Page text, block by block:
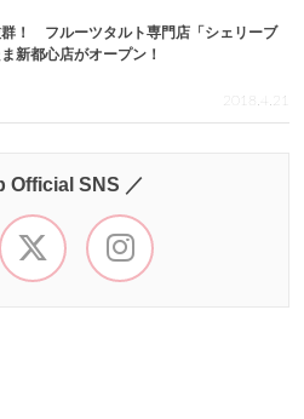
群！ フルーツタルト専門店「シェリーブ
新都心店がオープン！
2018.4.21
Official SNS ／